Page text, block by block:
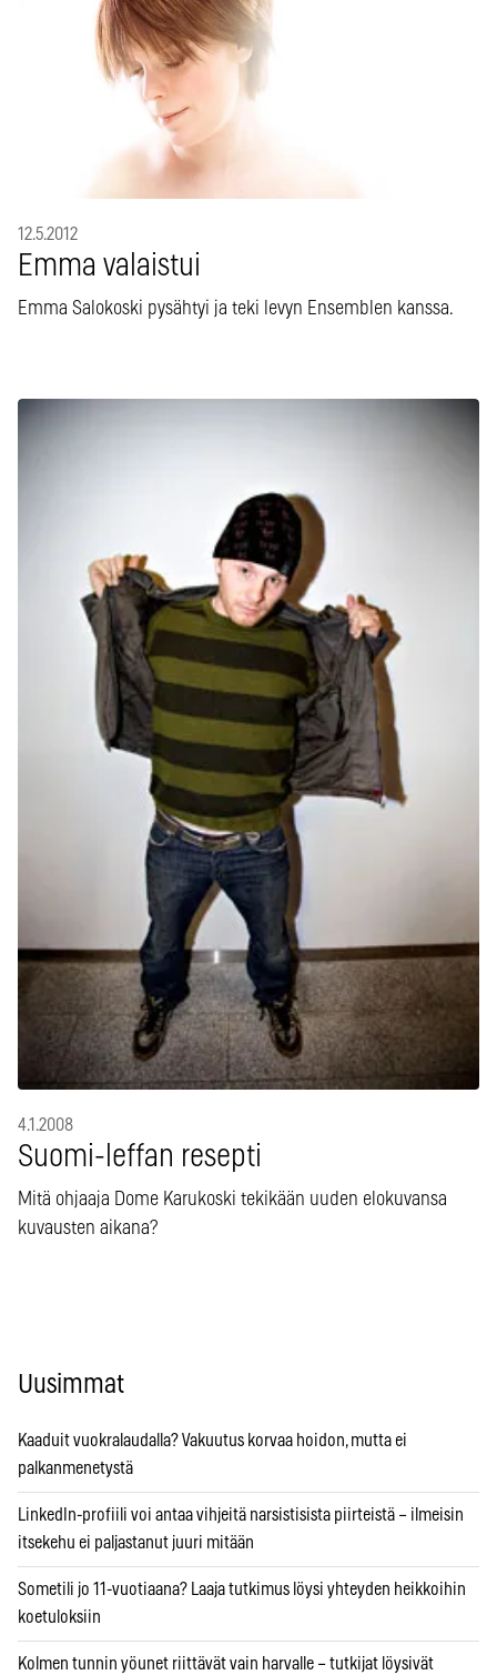
12.5.2012
Emma valaistui
Emma Salokoski pysähtyi ja teki levyn Ensemblen kanssa.
4.1.2008
Suomi-leffan resepti
Mitä ohjaaja Dome Karukoski tekikään uuden elokuvansa
kuvausten aikana?
Uusimmat
Kaaduit vuokralaudalla? Vakuutus korvaa hoidon, mutta ei
palkanmenetystä
LinkedIn-profiili voi antaa vihjeitä narsistisista piirteistä – ilmeisin
itsekehu ei paljastanut juuri mitään
Sometili jo 11-vuotiaana? Laaja tutkimus löysi yhteyden heikkoihin
koetuloksiin
Kolmen tunnin yöunet riittävät vain harvalle – tutkijat löysivät